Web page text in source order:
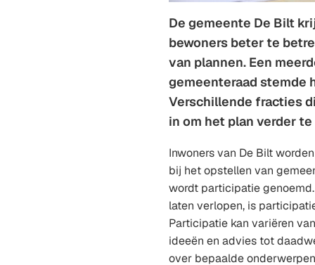
De gemeente De Bilt
bewoners beter te
van plannen. Een
gemeenteraad stemde
Verschillende fracties
in om het plan verder
Inwoners van De Bilt
bij het opstellen van
wordt participatie
laten verlopen, is
Participatie kan variëren
ideeën en advies tot
over bepaalde